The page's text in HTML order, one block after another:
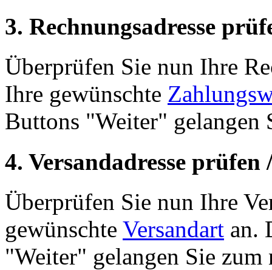
3. Rechnungsadresse
Überprüfen Sie nun Ihre
Ihre gewünschte
Buttons "Weiter" gelangen
4. Versandadresse
Überprüfen Sie nun Ihre
gewünschte Versandart an.
"Weiter" gelangen Sie zum